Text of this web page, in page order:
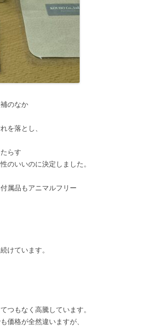
のなか
を落とし、
らす
のいいのに決定しました。
属品もアニマルフリー
けています。
つもなく高騰しています。
価格が全然違いますが、